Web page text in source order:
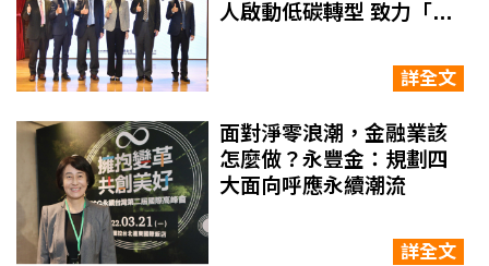
人啟動低碳轉型 致力「以
詳全文
面對淨零浪潮，金融業該
怎麼做？永豐金：規劃四
大面向呼應永續潮流
詳全文